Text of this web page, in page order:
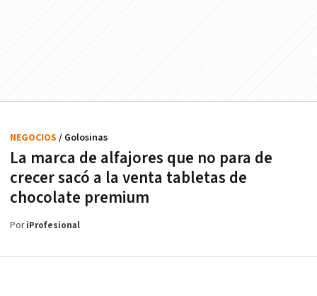
La marca de alfajores que no para de
crecer sacó a la venta tabletas de
chocolate premium
NEGOCIOS / Golosinas
PoriProfesional